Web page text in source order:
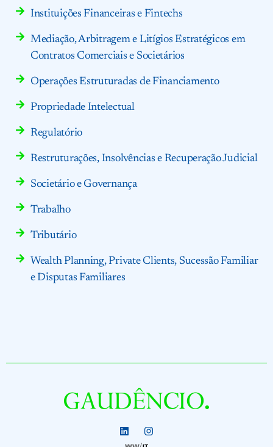
Instituições Financeiras e Fintechs
Mediação, Arbitragem e Litígios Estratégicos em
Contratos Comerciais e Societários
Operações Estruturadas de Financiamento
Propriedade Intelectual
Regulatório
Restruturações, Insolvências e Recuperação Judicial
Societário e Governança
Trabalho
Tributário
Wealth Planning, Private Clients, Sucessão Familiar
e Disputas Familiares